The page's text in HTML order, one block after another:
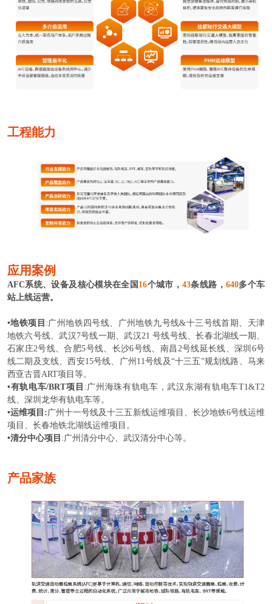
工程能力
应用案例
AFC系统、设备及核心模块在全国 16个城市，43条线路， 640多个车
站上线运营。
•地铁项目 : 广州地铁四号线、广州地铁九号线&十三号线首期、天津
地铁六号线、武汉 7号线一期、武汉 21号线号线、长春北湖线一期、
石家庄2号线、合肥5号线、长沙6号线、南昌 2号线延长线、深圳 6号
线二期及支线、西安15号线、广州 11号线及“十三五”规划线路、马来
西亚古晋ART项目等。
•有轨电车/BRT项目 :广州海珠有轨电车，武汉东湖有轨电车T1&T2
线、深圳龙华有轨电车等。
•运维项目 : 广州十一号线及十三五新线运维项目、长沙地铁6号线运维
项目、长春地铁北湖线运维项目。
•清分中心项目 :广州清分中心、武汉清分中心等。
产品家族